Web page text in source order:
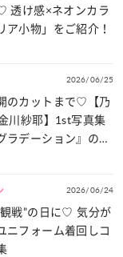
透け感×ネオンカラ
ア小物」をご紹介！
2026/06/25
のカットまで♡【乃
川紗耶】1st写真集
ラデーション』の魅
2026/06/24
戦”の日に♡ 気分が
ニフォーム着回しコ